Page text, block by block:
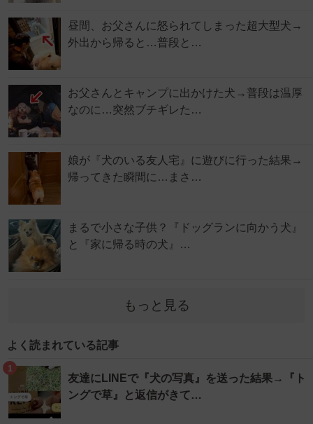
昼間、お父さんに怒られてしまった超大型犬→
外出から帰ると…普段と…
お父さんとキャンプに出かけた犬→普段は温厚
なのに…突然ブチギレた…
娘が『犬のいる友人宅』に遊びに行った結果→
帰ってきた瞬間に…まさ…
まるで小さな子供？『ドッグランに向かう犬』
と『家に帰る時の犬』…
もっと見る
よく読まれている記事
1
友達にLINEで『犬の写真』を送った結果→『ト
ングで草』と返信がきて…